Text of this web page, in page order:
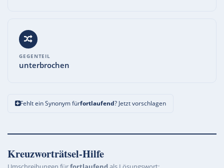
GEGENTEIL
unterbrochen
Fehlt ein Synonym fürfortlaufend? Jetzt vorschlagen
Kreuzworträtsel-Hilfe